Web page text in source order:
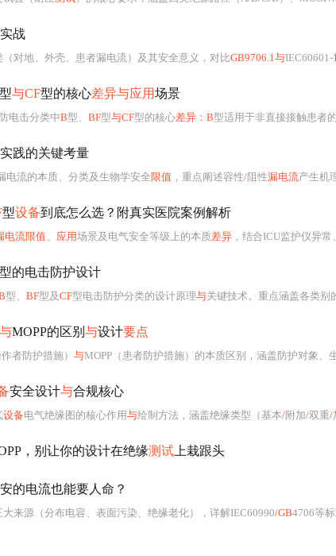
战
对地、外壳、患者漏电流）及其安全意义，对比GB9706.1与IEC60601-
型与CF型的核心差异与应用场景
电击分类中B型、 BF型与CF型的核心差异：B型适用于非直接接触患者的
践的关键考量
电流的本质、分类及生物学安全限值 ，重点阐述容性/阻性漏电流产生机
型设备到底怎么选？附真实医院案例解析
电流限值、 应用场景及电气安全等级上的本质差异 ，结合ICU监护仪异常、PCI手术失误等真
型的电击防护设计
型、 BF型及CF型电击防护分类的设计原理与关键技术。重点涵盖各类别的安
与MOPP的区别 与设计要点
者防护措施） 与MOPP（患者防护措施）的本质区别，涵盖防护对象、生理风险阈值、绝
安全设计与合规核心
设备电气绝缘图的核心作用与绘制方法，涵盖绝缘类型（基本/附加/双重/
，别让你的设计在绝缘测试 上栽跟头
的电流也能要人命？
来源（分布电容、表面污染、绝缘老化），详解IEC60990/GB4706等